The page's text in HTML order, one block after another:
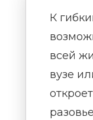
К
всей
вузе